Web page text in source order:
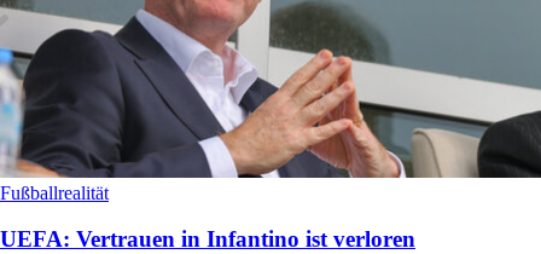
Fußballrealität
UEFA: Vertrauen in Infantino ist verloren